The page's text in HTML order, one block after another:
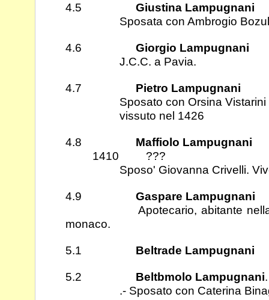
4.5 Giustina Lampugnani
Sposata con Ambrogio Bozuli
4.6 Giorgio Lampugnani
J.C.C. a Pavia.
4.7 Pietro Lampugnani
Sposato con Orsina Vistarini
vissuto nel 1426
4.8 Maffiolo Lampugnani
1410 ???
Sposo' Giovanna Crivelli.
4.9 Gaspare Lampugnani
Apotecario, abitante nella
monaco.
5.1 Beltrade Lampugnani
5.2 Beltbmolo Lampugnani.
.- Sposato con Caterina